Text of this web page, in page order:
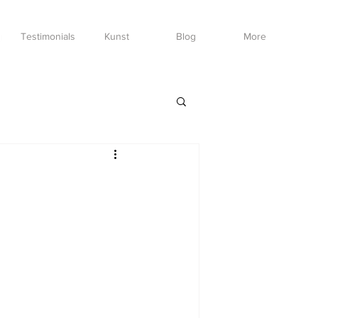
Testimonials Kunst Blog More